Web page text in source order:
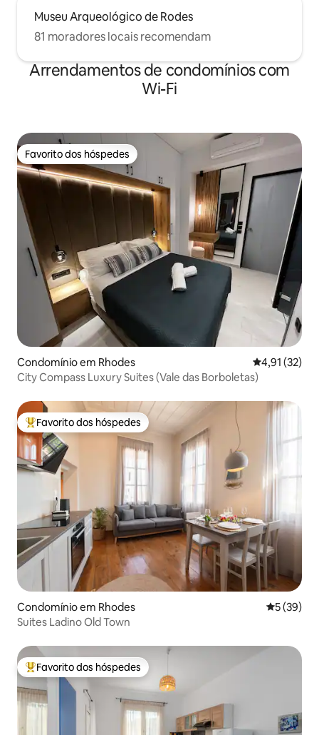
Museu Arqueológico de Rodes
81 moradores locais recomendam
Arrendamentos de condomínios com
Wi-Fi
Favorito dos hóspedes
Favorito dos hóspedes
Condomínio em Rhodes Classificação
4,91 (32)
City Compass Luxury Suites (Vale das Borboletas)
Favoritos dos hóspedes mais apreciados
Favorito dos hóspedes
Condomínio em Rhodes
5 (39)
Suites Ladino Old Town
Favoritos dos hóspedes mais apreciados
Favorito dos hóspedes